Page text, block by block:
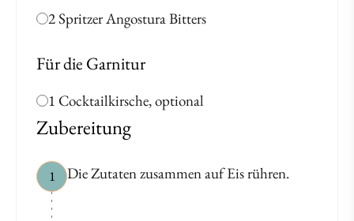
2 Spritzer Angostura Bitters
Für die Garnitur
1 Cocktailkirsche, optional
Zubereitung
1 Die Zutaten zusammen auf Eis rühren.